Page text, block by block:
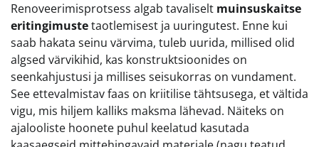
Renoveerimisprotsess algab tavaliselt muinsuskaitse
eritingimustetaotlemisest ja uuringutest. Enne kui
saab hakata seinu värvima, tuleb uurida, millised olid
algsed värvikihid, kas konstruktsioonides on
seenkahjustusi ja millises seisukorras on vundament.
See ettevalmistav faas on kriitilise tähtsusega, et vältida
vigu, mis hiljem kalliks maksma lähevad. Näiteks on
ajalooliste hoonete puhul keelatud kasutada